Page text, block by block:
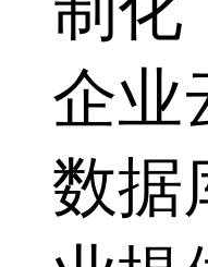
企业
数据